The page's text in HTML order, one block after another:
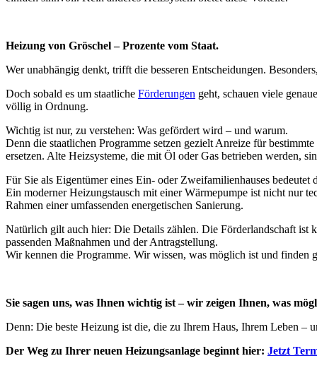
Heizung von Gröschel – Prozente vom Staat.
Wer unabhängig denkt, trifft die besseren Entscheidungen.
Doch sobald es um staatliche Förderungen geht, schauen viele
völlig in Ordnung.
Wichtig ist nur, zu verstehen: Was gefördert wird – und warum.
Denn die staatlichen Programme setzen gezielt Anreize für
ersetzen. Alte Heizsysteme, die mit Öl oder Gas betrieben werden,
Für Sie als Eigentümer eines Ein- oder Zweifamilienhauses bedeutet
Ein moderner Heizungstausch mit einer Wärmepumpe ist nicht nur
Rahmen einer umfassenden energetischen Sanierung.
Natürlich gilt auch hier: Die Details zählen. Die Förderlandschaft ist
passenden Maßnahmen und der Antragstellung.
Wir kennen die Programme. Wir wissen, was möglich ist und finden
Sie sagen uns, was Ihnen wichtig ist – wir zeigen Ihnen, was
Denn: Die beste Heizung ist die, die zu Ihrem Haus, Ihrem Leben –
Der Weg zu Ihrer neuen Heizungsanlage beginnt hier: Jetzt